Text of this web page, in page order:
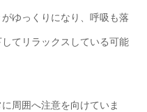
ゆっくりになり、呼吸も落
てリラックスしている可能
周囲へ注意を向けていま